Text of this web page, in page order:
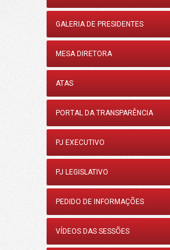
GALERIA DE PRESIDENTES
MESA DIRETORA
ATAS
PORTAL DA TRANSPARÊNCIA
PJ EXECUTIVO
PJ LEGISLATIVO
PEDIDO DE INFORMAÇÕES
VÍDEOS DAS SESSÕES